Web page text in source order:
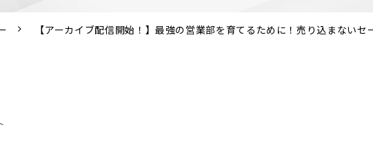
【アーカイブ配信開始！】最強の営業部を育てるために！売り込まないセ